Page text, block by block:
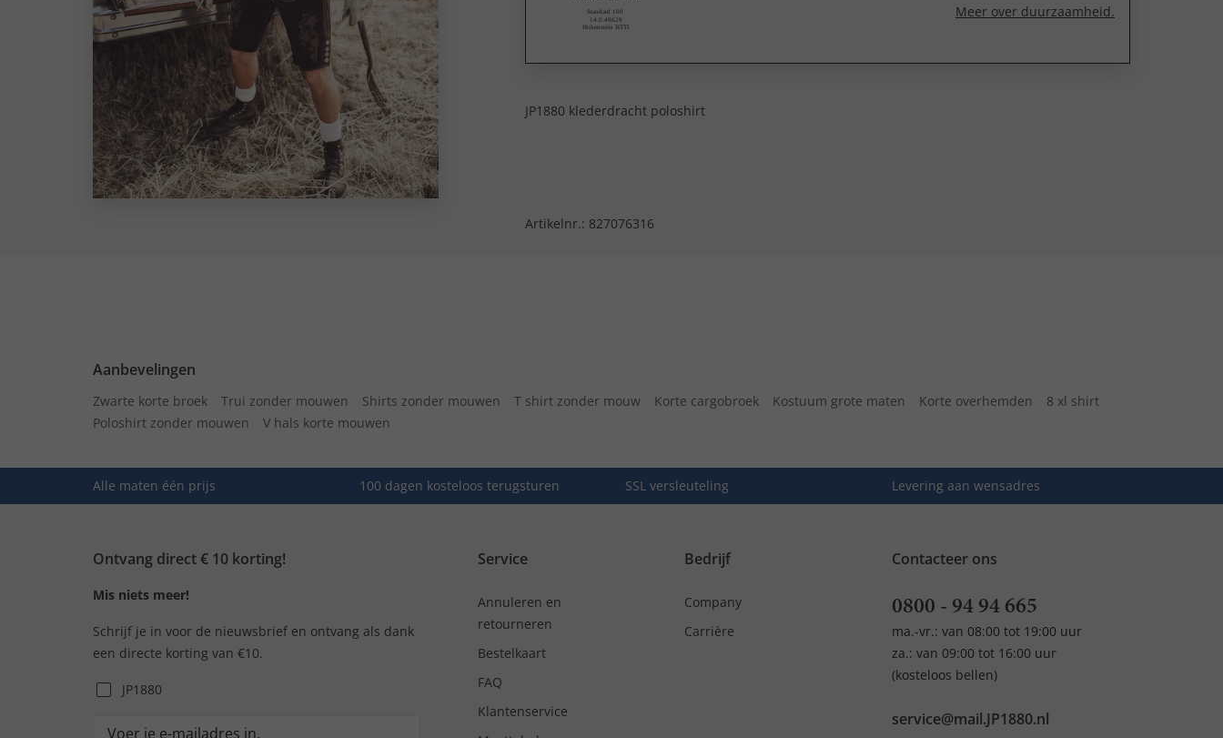
Meer over duurzaamheid.
JP1880 klederdracht poloshirt
Artikelnr.: 827076316
Aanbevelingen
Zwarte korte broek Trui zonder mouwen Shirts zonder mouwen T shirt zonder mouw Korte cargobroek Kostuum grote maten Korte overhemden
8 xl shirt
Poloshirt zonder mouwen
V hals korte mouwen
Alle maten één prijs 100 dagen kosteloos terugsturen SSL versleuteling Levering aan wensadres
Ontvang direct € 10 korting!
Mis niets meer!
Schrijf je in voor de nieuwsbrief en ontvang als dank
een directe korting van €10.
JP1880
Service
Annuleren en
retourneren
Bestelkaart
FAQ
Klantenservice
Bedrijf
Company
Carrière
Contacteer ons
0800 - 94 94 665
ma.-vr.: van 08:00 tot 19:00 uur
za.: van 09:00 tot 16:00 uur
(kosteloos bellen)
service@mail.JP1880.nl